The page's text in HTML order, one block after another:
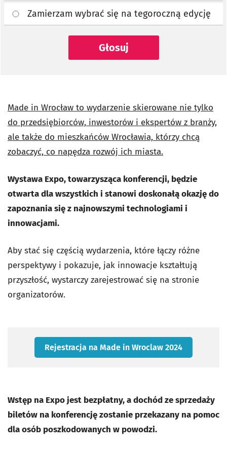
Zamierzam wybrać się na tegoroczną edycję
Głosuj
Made in Wrocław to wydarzenie skierowane nie tylko
do przedsiębiorców, inwestorów i ekspertów z branży,
ale także do mieszkańców Wrocławia, którzy chcą
zobaczyć, co napędza rozwój ich miasta.
Wystawa Expo, towarzysząca konferencji, będzie
otwarta dla wszystkich i stanowi doskonałą okazję do
zapoznania się z najnowszymi technologiami i
innowacjami.
Aby stać się częścią wydarzenia, które łączy różne
perspektywy i pokazuje, jak innowacje kształtują
przyszłość, wystarczy zarejestrować się na stronie
organizatorów.
Rejestracja na Made in Wroclaw 2024
Wstęp na Expo jest bezpłatny, a dochód ze sprzedaży
biletów na konferencję zostanie przekazany na pomoc
dla osób poszkodowanych w powodzi.